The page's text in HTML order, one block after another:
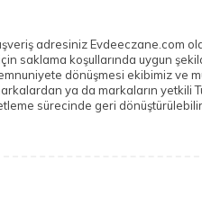
adresiniz Evdeeczane.com
saklama koşullarında uygun
dönüşmesi ekibimiz ve
ya da markaların yetkili
sürecinde geri